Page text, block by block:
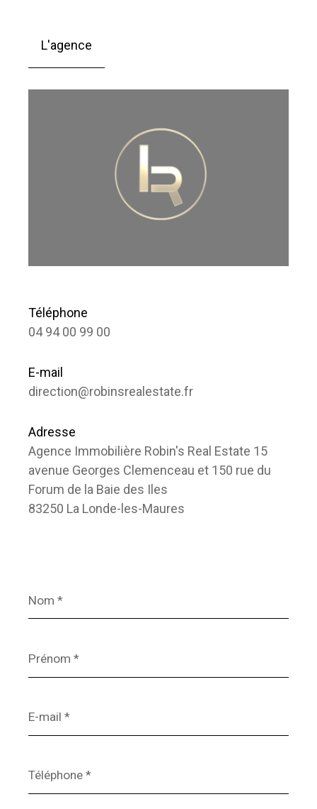
L'agence
Téléphone
04 94 00 99 00
E-mail
direction@robinsrealestate.fr
Adresse
Agence Immobilière Robin's Real Estate 15
avenue Georges Clemenceau et 150 rue du
Forum de la Baie des Iles
83250 La Londe-les-Maures
*
*
mail
*
*